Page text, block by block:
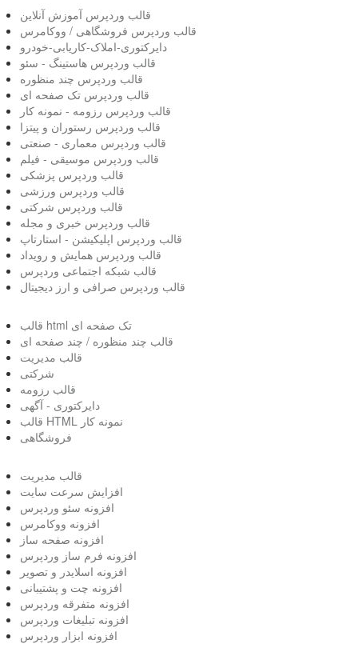
قالب وردپرس آموزش آنلاین
قالب وردپرس فروشگاهی / ووکامرس
دایرکتوری-املاک-کاریابی-خودرو
قالب وردپرس هاستینگ - سئو
قالب وردپرس چند منظوره
قالب وردپرس تک صفحه ای
قالب وردپرس رزومه - نمونه کار
قالب وردپرس رستوران و پیتزا
قالب وردپرس معماری - صنعتی
قالب وردپرس موسیقی - فیلم
قالب وردپرس پزشکی
قالب وردپرس ورزشی
قالب وردپرس شرکتی
قالب وردپرس خبری و مجله
قالب وردپرس اپلیکیشن - استارتاپ
قالب وردپرس همایش و رویداد
قالب شبکه اجتماعی وردپرس
قالب وردپرس صرافی و ارز دیجیتال
قالب html تک صفحه ای
قالب چند منظوره / چند صفحه ای
قالب مدیریت
شرکتی
قالب رزومه
دایرکتوری - آگهی
قالب HTML نمونه کار
فروشگاهی
قالب مدیریت
افزایش سرعت سایت
افزونه سئو وردپرس
افزونه ووکامرس
افزونه صفحه ساز
افزونه فرم ساز وردپرس
افزونه اسلایدر و تصویر
افزونه چت و پشتیبانی
افزونه متفرقه وردپرس
افزونه تبلیغات وردپرس
افزونه ابزار وردپرس